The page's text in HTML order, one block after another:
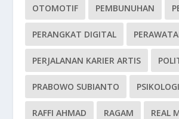
OTOMOTIF PEMBUNUHAN
PERANGKAT DIGITAL
PERJALANAN KARIER ARTIS
PRABOWO SUBIANTO PSIKOLOGI
RAFFI AHMAD RAGAM REAL